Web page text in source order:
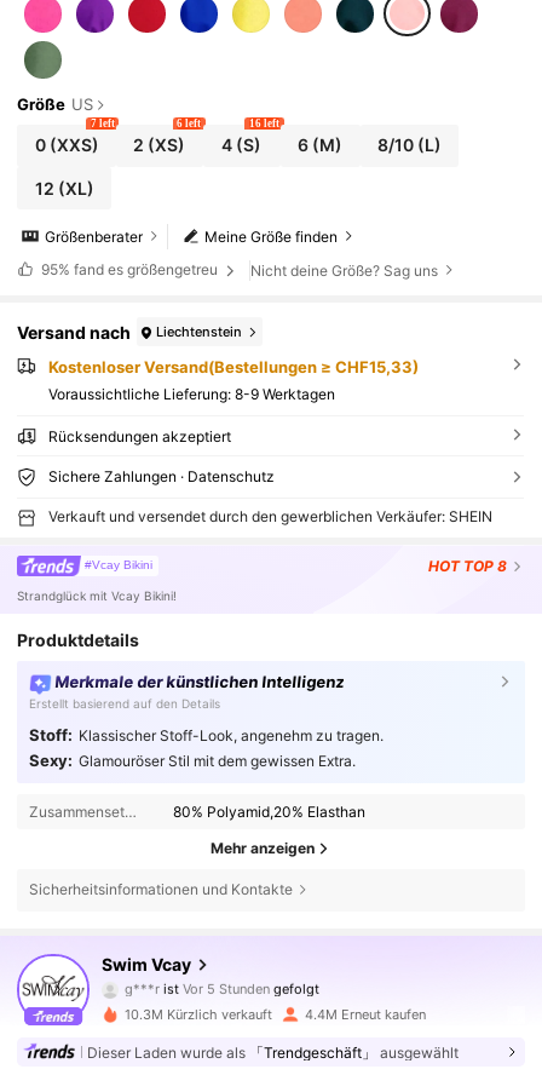
Größe US
0(XXS)
7 left
2 (XS)
6 left
4 (S)
16 left
6 (M) 8/10 (L)
12 (XL)
Meine Größe finden
Größenberater
95% fand es größengetreu Nicht deine Größe? Sag uns
Versand nach Liechtenstein
Kostenloser Versand(Bestellungen ≥ CHF15,33)
Voraussichtliche Lieferung: 8-9 Werktagen
Rücksendungen akzeptiert
Sichere Zahlungen · Datenschutz
Verkauft und versendet durch den gewerblichen Verkäufer: SHEIN
#Vcay Bikini HOT TOP 8
Strandglück mit Vcay Bikini!
Produktdetails
Merkmale der künstlichen Intelligenz
Erstellt basierend auf den Details
Stoff: Klassischer Stoff-Look, angenehm zu tragen.
Sexy: Glamouröser Stil mit dem gewissen Extra.
Zusammensetzung: 80% Polyamid,20% Elasthan
Mehr anzeigen
Sicherheitsinformationen und Kontakte
Swim Vcay
g***ristVor 5 Stunden
f***3ist am Durchsuchen
4,83
600K Follower
10.3M Kürzlich verkauft 4.4M Erneut kaufen
Dieser Laden wurde als 「Trendgeschäft」 ausgewählt